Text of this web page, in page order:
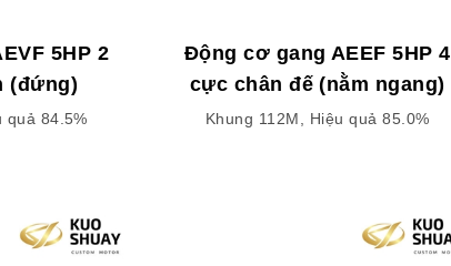
5HP 2
(đứng)
quả 84.5%
Động cơ gang AEEF 5HP 4
cực chân đế (nằm ngang)
Khung 112M, Hiệu quả 85.0%